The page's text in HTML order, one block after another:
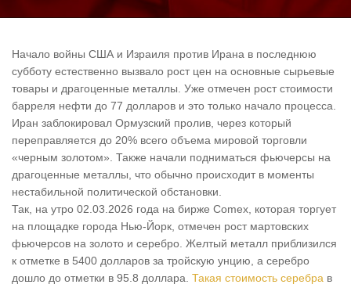
Начало войны США и Израиля против Ирана в последнюю
субботу естественно вызвало рост цен на основные сырьевые
товары и драгоценные металлы. Уже отмечен рост стоимости
барреля нефти до 77 долларов и это только начало процесса.
Иран заблокировал Ормузский пролив, через который
переправляется до 20% всего объема мировой торговли
«черным золотом». Также начали подниматься фьючерсы на
драгоценные металлы, что обычно происходит в моменты
нестабильной политической обстановки.
Так, на утро 02.03.2026 года на бирже Comex, которая торгует
на площадке города Нью-Йорк, отмечен рост мартовских
фьючерсов на золото и серебро. Желтый металл приблизился
к отметке в 5400 долларов за тройскую унцию, а серебро
дошло до отметки в 95.8 доллара. Такая стоимость серебра в